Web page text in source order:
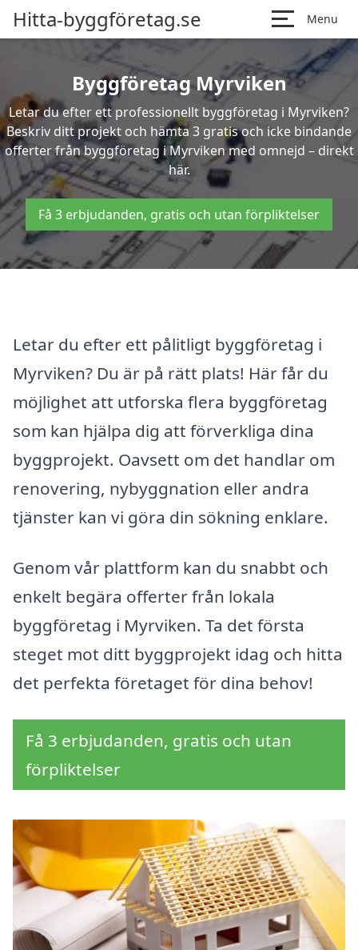
Hitta-byggföretag.se Menu
Byggföretag Myrviken
Letar du efter ett professionellt byggföretag i Myrviken?
Beskriv ditt projekt och hämta 3 gratis och icke bindande
offerter från byggföretag i Myrviken med omnejd – direkt
här.
Få 3 erbjudanden, gratis och utan förpliktelser
Letar du efter ett pålitligt byggföretag i
Myrviken? Du är på rätt plats! Här får du
möjlighet att utforska flera byggföretag
som kan hjälpa dig att förverkliga dina
byggprojekt. Oavsett om det handlar om
renovering, nybyggnation eller andra
tjänster kan vi göra din sökning enklare.
Genom vår plattform kan du snabbt och
enkelt begära offerter från lokala
byggföretag i Myrviken. Ta det första
steget mot ditt byggprojekt idag och hitta
det perfekta företaget för dina behov!
Få 3 erbjudanden, gratis och utan
förpliktelser